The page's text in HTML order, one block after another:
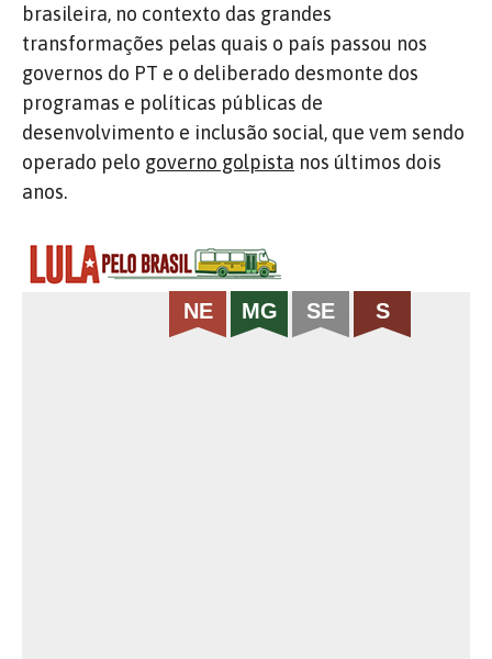
brasileira, no contexto das grandes
transformações pelas quais o país passou nos
governos do PT e o deliberado desmonte dos
programas e políticas públicas de
desenvolvimento e inclusão social, que vem sendo
operado pelo governo golpista nos últimos dois
anos.